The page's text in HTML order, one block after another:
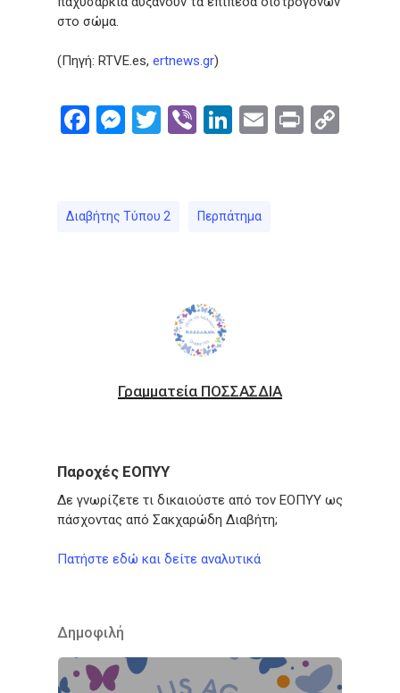
στο σώμα.
(Πηγή: RTVE.es, ertnews.gr)
Facebook
Messenger
Twitter
ViberLinkedIn
Email
Print
Διαβήτης Τύπου 2 Περπάτημα
Γραμματεία ΠΟΣΣΑΣΔΙΑ
Παροχές ΕΟΠΥΥ
Δε γνωρίζετε τι δικαιούστε από τον ΕΟΠΥΥ ως
πάσχοντας από Σακχαρώδη Διαβήτη;
Πατήστε εδώ και δείτε αναλυτικά
Δημοφιλή